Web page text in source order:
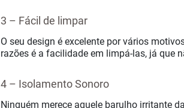
3 – Fácil de limpar
O seu design é excelente por vários
razões é a facilidade em limpá-las, já que
4 – Isolamento Sonoro
Ninguém merece aquele barulho irritante